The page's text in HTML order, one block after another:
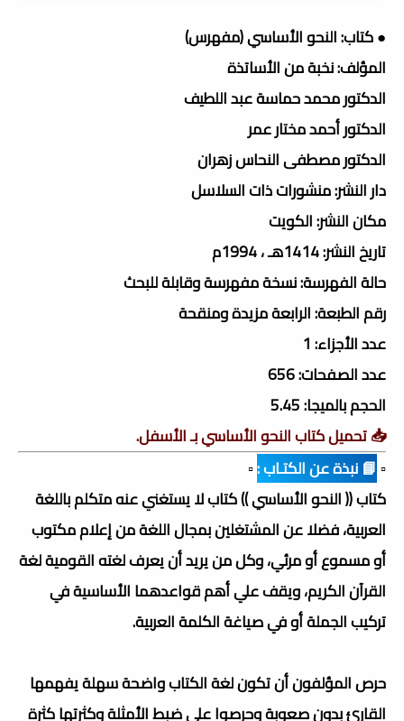
● كتاب: النحو الأساسي (مفهرس)
المؤلف: نخبة من الأساتذة
الدكتور محمد حماسة عبد اللطيف
الدكتور أحمد مختار عمر
الدكتور مصطفى النحاس زهران
دار النشر: منشورات ذات السلاسل
مكان النشر: الكويت
تاريخ النشر: 1414هـ ، 1994م
حالة الفهرسة: نسخة مفهرسة وقابلة للبحث
رقم الطبعة: الرابعة مزيدة ومنقحة
عدد الأجزاء: 1
عدد الصفحات: 656
الحجم بالميجا: 5.45
📥 تحميل كتاب النحو الأساسي بـ الأسفل.
▫️📘 نبذة عن الكتـاب :▫️
كتاب (( النحو الأساسي )) كتاب لا يستغني عنه متكلم باللغة
العربية، فضلا عن المشتغلين بمجال اللغة من إعلام مكتوب
أو مسموع أو مرئي، وكل من يريد أن يعرف لغته القومية لغة
القرآن الكريم، ويقف علي أهم قواعدهما الأساسية في
تركيب الجملة أو في صياغة الكلمة العربية.
حرص المؤلفون أن تكون لغة الكتاب واضحة سهلة يفهمها
القارئ بدون صعوبة وحرصوا علي ضبط الأمثلة وكثرتها كثرة